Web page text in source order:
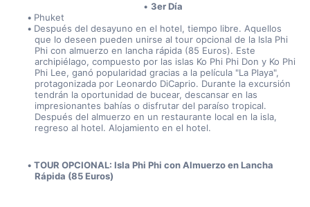
3er Día
Phuket
Después del desayuno en el hotel, tiempo libre. Aquellos
que lo deseen pueden unirse al tour opcional de la Isla Phi
Phi con almuerzo en lancha rápida (85 Euros). Este
archipiélago, compuesto por las islas Ko Phi Phi Don y Ko Phi
Phi Lee, ganó popularidad gracias a la película "La Playa",
protagonizada por Leonardo DiCaprio. Durante la excursión
tendrán la oportunidad de bucear, descansar en las
impresionantes bahías o disfrutar del paraíso tropical.
Después del almuerzo en un restaurante local en la isla,
regreso al hotel. Alojamiento en el hotel.
TOUR OPCIONAL: Isla Phi Phi con Almuerzo en Lancha
Rápida (85 Euros)